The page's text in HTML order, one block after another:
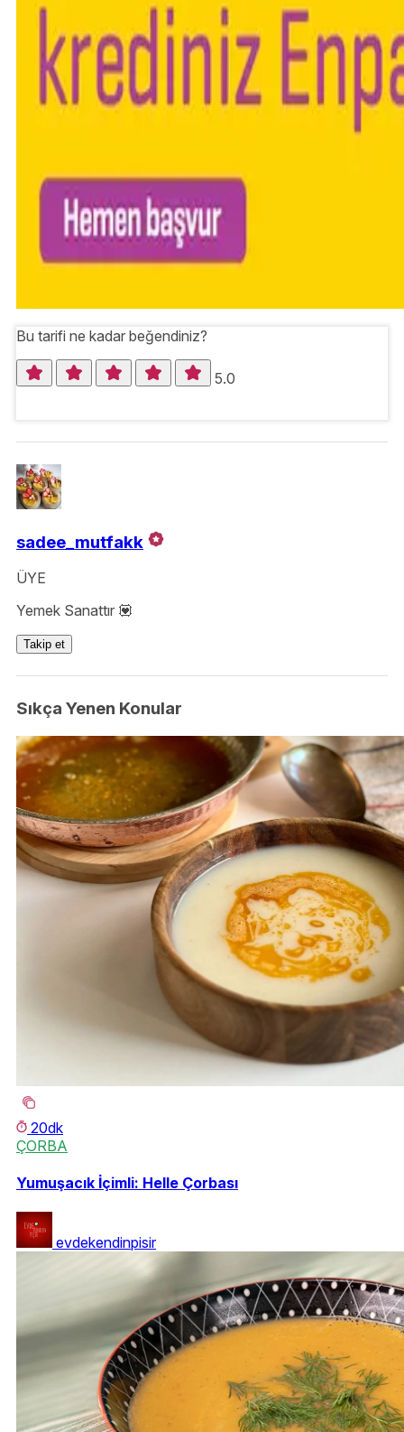
Bu tarifi ne kadar beğendiniz?
5.0
sadee_mutfakk
ÜYE
Yemek Sanattır 💟
Takip et
Sıkça Yenen Konular
20dk
ÇORBA
Yumuşacık İçimli: Helle Çorbası
evdekendinpisir